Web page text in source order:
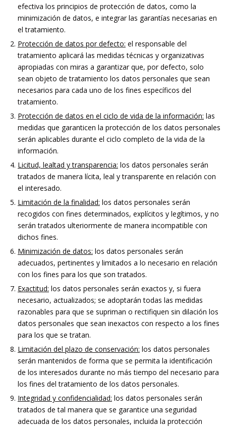
efectiva los principios de protección de datos, como la
minimización de datos, e integrar las garantías necesarias en
el tratamiento.
Protección de datos por defecto: el responsable del
tratamiento aplicará las medidas técnicas y organizativas
apropiadas con miras a garantizar que, por defecto, solo
sean objeto de tratamiento los datos personales que sean
necesarios para cada uno de los fines específicos del
tratamiento.
Protección de datos en el ciclo de vida de la información: las
medidas que garanticen la protección de los datos personales
serán aplicables durante el ciclo completo de la vida de la
información.
Licitud, lealtad y transparencia: los datos personales serán
tratados de manera lícita, leal y transparente en relación con
el interesado.
Limitación de la finalidad: los datos personales serán
recogidos con fines determinados, explícitos y legítimos, y no
serán tratados ulteriormente de manera incompatible con
dichos fines.
Minimización de datos: los datos personales serán
adecuados, pertinentes y limitados a lo necesario en relación
con los fines para los que son tratados.
Exactitud: los datos personales serán exactos y, si fuera
necesario, actualizados; se adoptarán todas las medidas
razonables para que se supriman o rectifiquen sin dilación los
datos personales que sean inexactos con respecto a los fines
para los que se tratan.
Limitación del plazo de conservación: los datos personales
serán mantenidos de forma que se permita la identificación
de los interesados durante no más tiempo del necesario para
los fines del tratamiento de los datos personales.
Integridad y confidencialidad: los datos personales serán
tratados de tal manera que se garantice una seguridad
adecuada de los datos personales, incluida la protección